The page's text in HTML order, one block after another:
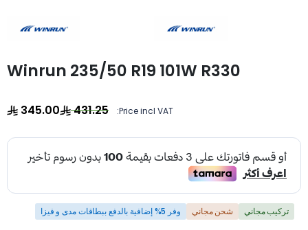
Winrun 235/50 R19 101W R330
Price incl VAT:
431.25
345.00
تركيب مجاني شحن مجاني وفر 5% إضافية بالدفع ببطاقات مدى و فيزا